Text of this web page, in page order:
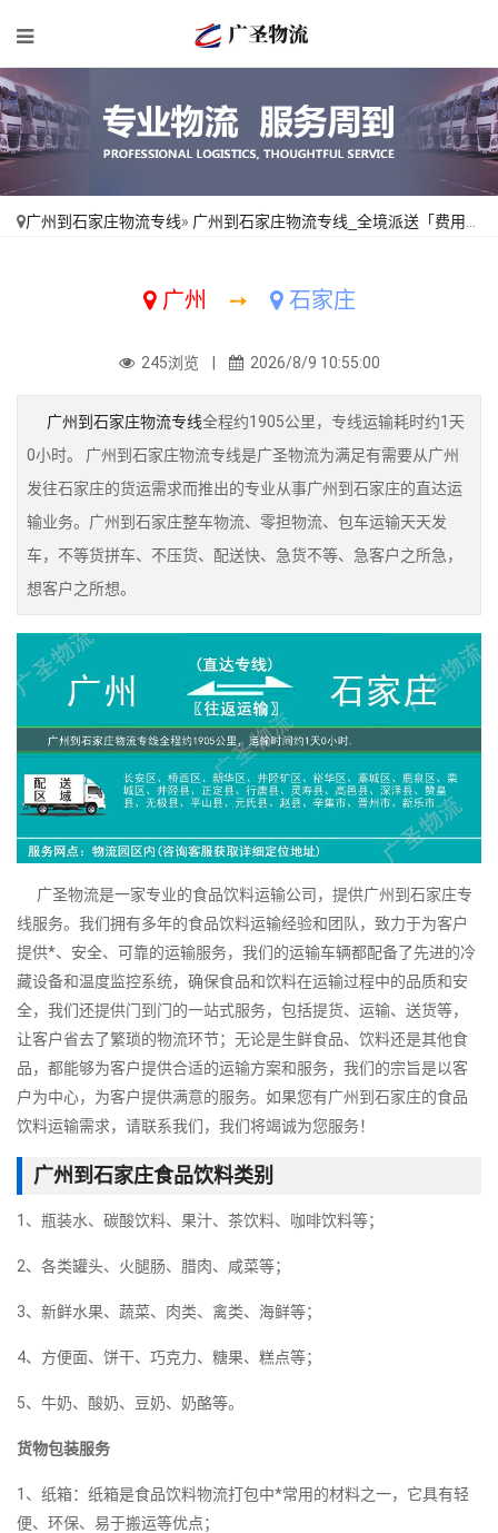
广州到石家庄物流专线» 广州到石家庄物流专线_全境派送「费用多少」
广州 ➙ 石家庄
245浏览 | 2026/8/9 10:55:00
广州到石家庄物流专线全程约1905公里，专线运输耗时约1天
0小时。 广州到石家庄物流专线是广圣物流为满足有需要从广州
发往石家庄的货运需求而推出的专业从事广州到石家庄的直达运
输业务。广州到石家庄整车物流、零担物流、包车运输天天发
车，不等货拼车、不压货、配送快、急货不等、急客户之所急，
想客户之所想。
广圣物流是一家专业的食品饮料运输公司，提供广州到石家庄专
线服务。我们拥有多年的食品饮料运输经验和团队，致力于为客户
提供*、安全、可靠的运输服务，我们的运输车辆都配备了先进的冷
藏设备和温度监控系统，确保食品和饮料在运输过程中的品质和安
全，我们还提供门到门的一站式服务，包括提货、运输、送货等，
让客户省去了繁琐的物流环节；无论是生鲜食品、饮料还是其他食
品，都能够为客户提供合适的运输方案和服务，我们的宗旨是以客
户为中心，为客户提供满意的服务。如果您有广州到石家庄的食品
饮料运输需求，请联系我们，我们将竭诚为您服务！
广州到石家庄食品饮料类别
1、瓶装水、碳酸饮料、果汁、茶饮料、咖啡饮料等；
2、各类罐头、火腿肠、腊肉、咸菜等；
3、新鲜水果、蔬菜、肉类、禽类、海鲜等；
4、方便面、饼干、巧克力、糖果、糕点等；
5、牛奶、酸奶、豆奶、奶酪等。
货物包装服务
1、纸箱：纸箱是食品饮料物流打包中*常用的材料之一，它具有轻
便、环保、易于搬运等优点；